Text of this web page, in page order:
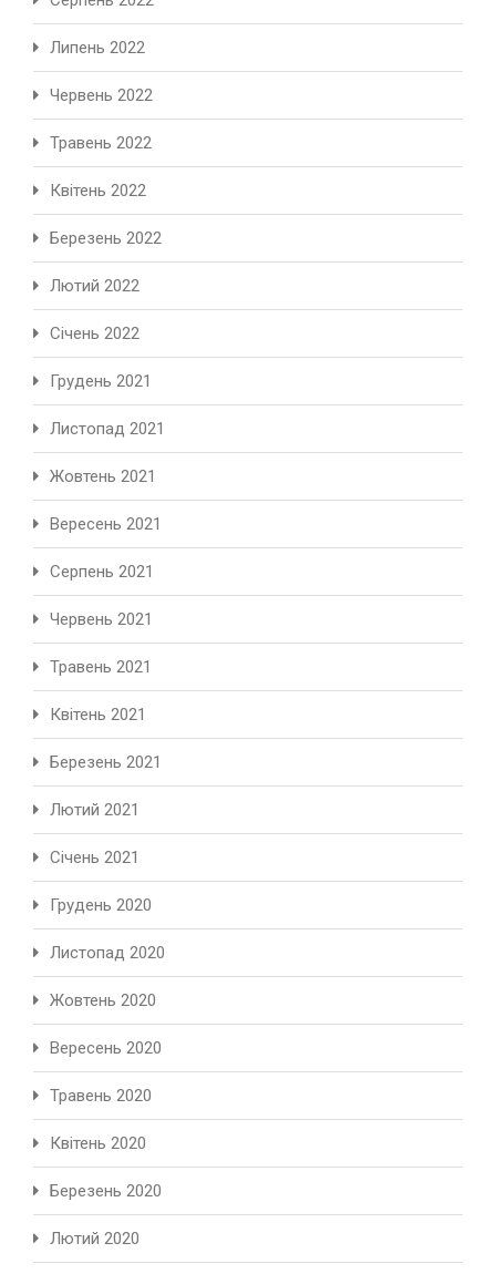
Липень 2022
Червень 2022
Травень 2022
Квітень 2022
Березень 2022
Лютий 2022
Січень 2022
Грудень 2021
Листопад 2021
Жовтень 2021
Вересень 2021
Серпень 2021
Червень 2021
Травень 2021
Квітень 2021
Березень 2021
Лютий 2021
Січень 2021
Грудень 2020
Листопад 2020
Жовтень 2020
Вересень 2020
Травень 2020
Квітень 2020
Березень 2020
Лютий 2020